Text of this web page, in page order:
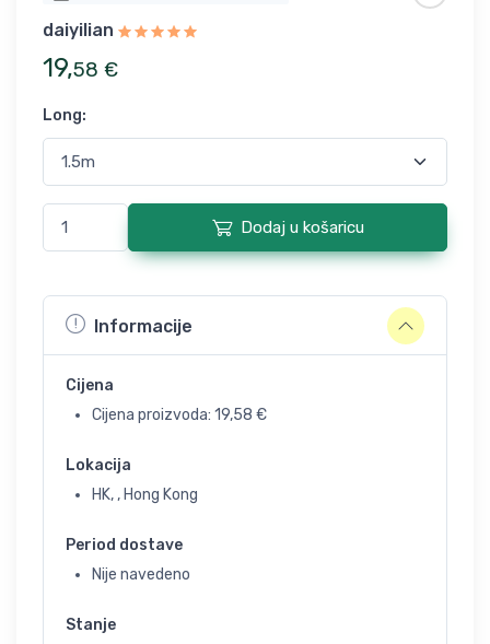
daiyilian
19,58 €
Long:
Dodaj u košaricu
Informacije
Cijena
Cijena proizvoda: 19,58 €
Lokacija
HK, , Hong Kong
Period dostave
Nije navedeno
Stanje